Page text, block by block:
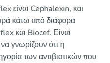
είναι Cephalexin, και
κάτω από διάφορα
και Biocef. Είναι
γνωρίζουν ότι η
των αντιβιοτικών που